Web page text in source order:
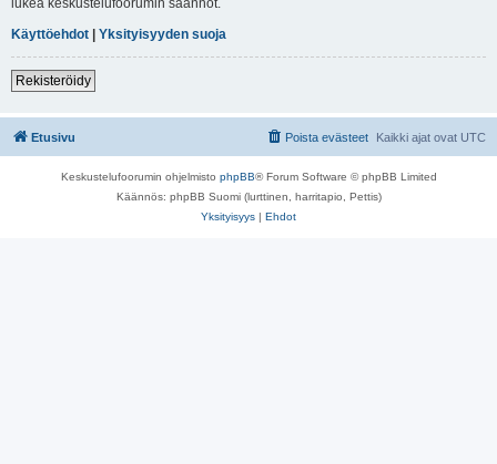
Käyttöehdot | Yksityisyyden suoja
Rekisteröidy
Etusivu Kaikki ajat ovat UTC
Poista evästeet
Keskustelufoorumin ohjelmisto phpBB® Forum Software © phpBB Limited
Käännös: phpBB Suomi (lurttinen, harritapio, Pettis)
Yksityisyys | Ehdot